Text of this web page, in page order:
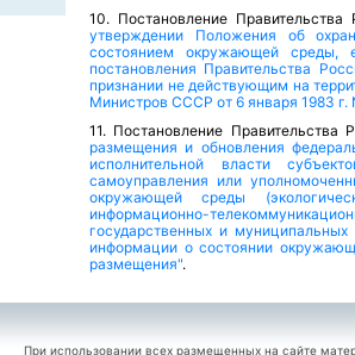
10. Постановление
утверждении Положения об
состоянием окружающей среды,
постановления Правительства
признании не действующим на
Министров СССР от 6 января 1983 г.
11. Постановление
размещения и обновления
исполнительной власти
самоуправления или
окружающей среды
информационно-
государственных и
информации о состоянии
размещения".
При использовании всех размещенных на сайте